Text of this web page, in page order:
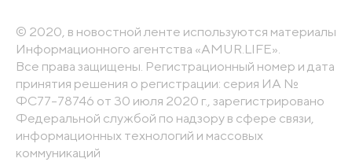
© 2020, в новостной ленте используются материалы
Информационного агентства «AMUR.LIFE».
Все права защищены. Регистрационный номер и дата
принятия решения о регистрации: серия ИА №
ФС77-78746 от 30 июля 2020 г., зарегистрировано
Федеральной службой по надзору в сфере связи,
информационных технологий и массовых
коммуникаций